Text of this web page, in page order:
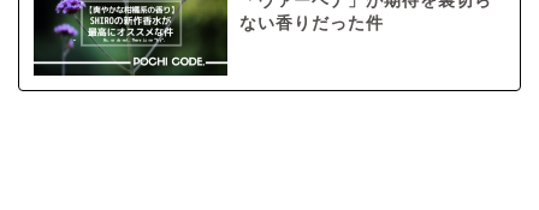
ない香りだった件